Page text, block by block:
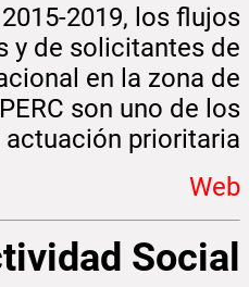
2019, los flujos
y de solicitantes de
en la zona de
son uno de los
prioritaria.
Web
Social